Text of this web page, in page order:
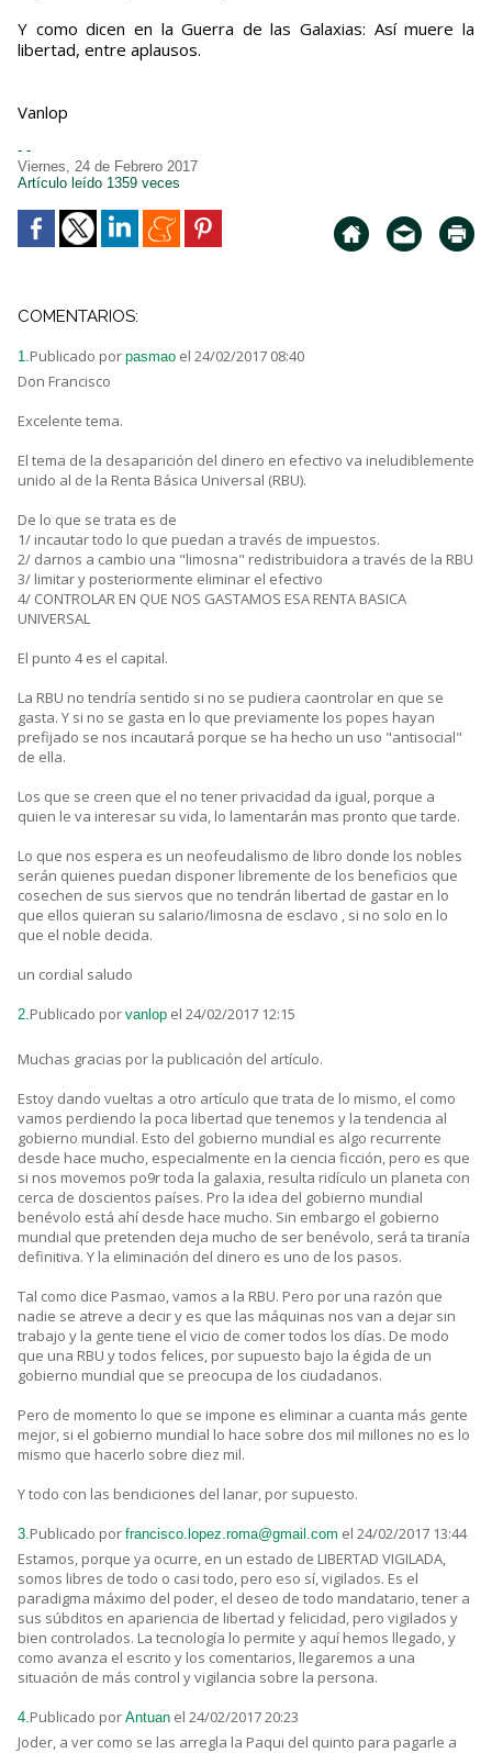
Y como dicen en la Guerra de las Galaxias: Así muere la
libertad, entre aplausos.
Vanlop
- -
Viernes, 24 de Febrero 2017
Artículo leído 1359 veces
COMENTARIOS:
1.Publicado por pasmao el 24/02/2017 08:40
Don Francisco
Excelente tema.
El tema de la desaparición del dinero en efectivo va ineludiblemente
unido al de la Renta Básica Universal (RBU).
De lo que se trata es de
1/ incautar todo lo que puedan a través de impuestos.
2/ darnos a cambio una "limosna" redistribuidora a través de la RBU
3/ limitar y posteriormente eliminar el efectivo
4/ CONTROLAR EN QUE NOS GASTAMOS ESA RENTA BASICA
UNIVERSAL
El punto 4 es el capital.
La RBU no tendría sentido si no se pudiera caontrolar en que se
gasta. Y si no se gasta en lo que previamente los popes hayan
prefijado se nos incautará porque se ha hecho un uso "antisocial"
de ella.
Los que se creen que el no tener privacidad da igual, porque a
quien le va interesar su vida, lo lamentarán mas pronto que tarde.
Lo que nos espera es un neofeudalismo de libro donde los nobles
serán quienes puedan disponer libremente de los beneficios que
cosechen de sus siervos que no tendrán libertad de gastar en lo
que ellos quieran su salario/limosna de esclavo , si no solo en lo
que el noble decida.
un cordial saludo
2.Publicado por vanlop el 24/02/2017 12:15
Muchas gracias por la publicación del artículo.
Estoy dando vueltas a otro artículo que trata de lo mismo, el como
vamos perdiendo la poca libertad que tenemos y la tendencia al
gobierno mundial. Esto del gobierno mundial es algo recurrente
desde hace mucho, especialmente en la ciencia ficción, pero es que
si nos movemos po9r toda la galaxia, resulta ridículo un planeta con
cerca de doscientos países. Pro la idea del gobierno mundial
benévolo está ahí desde hace mucho. Sin embargo el gobierno
mundial que pretenden deja mucho de ser benévolo, será ta tiranía
definitiva. Y la eliminación del dinero es uno de los pasos.
Tal como dice Pasmao, vamos a la RBU. Pero por una razón que
nadie se atreve a decir y es que las máquinas nos van a dejar sin
trabajo y la gente tiene el vicio de comer todos los días. De modo
que una RBU y todos felices, por supuesto bajo la égida de un
gobierno mundial que se preocupa de los ciudadanos.
Pero de momento lo que se impone es eliminar a cuanta más gente
mejor, si el gobierno mundial lo hace sobre dos mil millones no es lo
mismo que hacerlo sobre diez mil.
Y todo con las bendiciones del lanar, por supuesto.
3.Publicado por francisco.lopez.roma@gmail.com el 24/02/2017 13:44
Estamos, porque ya ocurre, en un estado de LIBERTAD VIGILADA,
somos libres de todo o casi todo, pero eso sí, vigilados. Es el
paradigma máximo del poder, el deseo de todo mandatario, tener a
sus súbditos en apariencia de libertad y felicidad, pero vigilados y
bien controlados. La tecnología lo permite y aquí hemos llegado, y
como avanza el escrito y los comentarios, llegaremos a una
situación de más control y vigilancia sobre la persona.
4.Publicado por Antuan el 24/02/2017 20:23
Joder, a ver como se las arregla la Paqui del quinto para pagarle a